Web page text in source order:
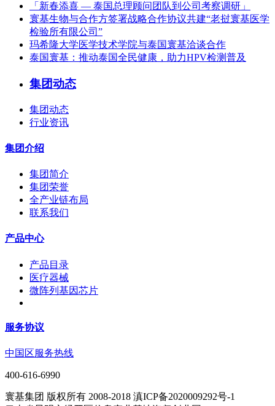
「新春添喜 — 泰国总理顾问团队到公司考察调研」
寰基生物与合作方签署战略合作协议共建“老挝寰基医学
检验所有限公司”
玛希隆大学医学技术学院与泰国寰基洽谈合作
泰国寰基：推动泰国全民健康，助力HPV检测普及
集团动态
集团动态
行业资讯
集团介绍
集团简介
集团荣誉
全产业链布局
联系我们
产品中心
产品目录
医疗器械
微阵列基因芯片
服务协议
中国区服务热线
400-616-6990
寰基集团 版权所有 2008-2018 滇ICP备2020009292号-1